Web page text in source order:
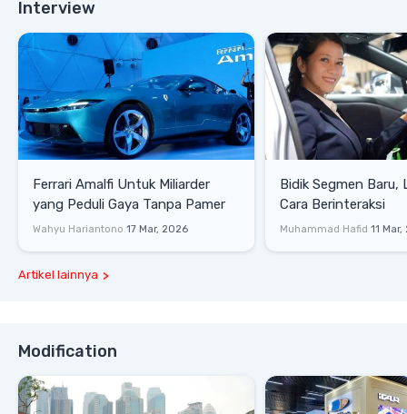
Interview
Ferrari Amalfi Untuk Miliarder
yang Peduli Gaya Tanpa Pamer
Wahyu Hariantono 17 Mar, 2026
Bidik Segmen Baru,
Cara Berinteraksi
Muhammad Hafid 11
Artikel lainnya
Modification